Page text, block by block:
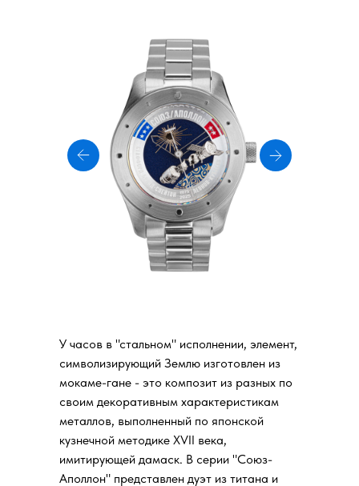
У часов в "стальном" исполнении, элемент,
символизирующий Землю изготовлен из
мокаме-гане - это композит из разных по
своим декоративным характеристикам
металлов, выполненный по японской
кузнечной методике XVII века,
имитирующей дамаск. В серии "Союз-
Аполлон" представлен дуэт из титана и